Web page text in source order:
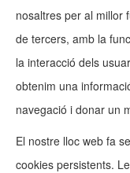
nosaltres per al millor
de tercers, amb la
la interacció dels
obtenim una
navegació i donar un
El nostre lloc web fa
cookies persistents.